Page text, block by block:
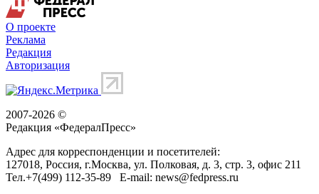
О проекте
Реклама
Редакция
Авторизация
2007-2026 ©
Редакция «ФедералПресс»
Адрес для корреспонденции и посетителей:
127018, Россия, г.Москва, ул. Полковая, д. 3, стр. 3, офис 211
Тел.+7(499) 112-35-89 E-mail: news@fedpress.ru